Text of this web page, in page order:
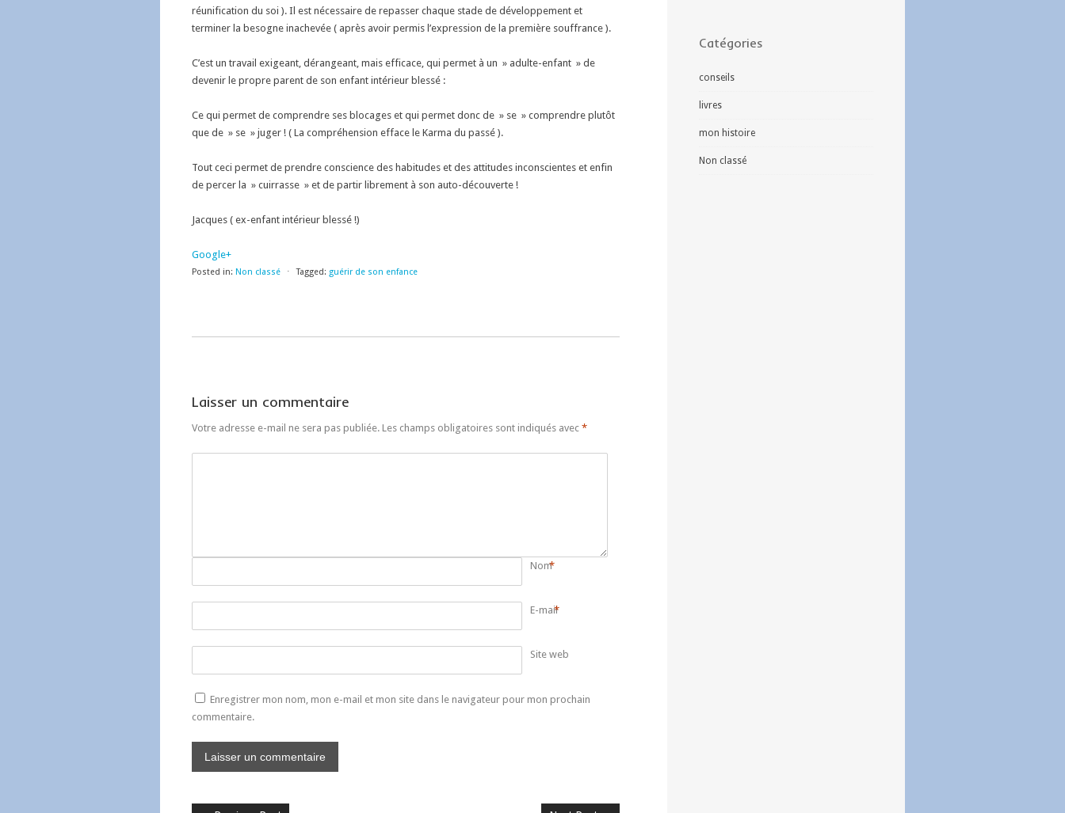
réunification du soi ). Il est nécessaire de repasser chaque stade de développement et
terminer la besogne inachevée ( après avoir permis l’expression de la première souffrance ).
C’est un travail exigeant, dérangeant, mais efficace, qui permet à un » adulte-enfant » de
devenir le propre parent de son enfant intérieur blessé :
Ce qui permet de comprendre ses blocages et qui permet donc de » se » comprendre plutôt
que de » se » juger ! ( La compréhension efface le Karma du passé ).
Tout ceci permet de prendre conscience des habitudes et des attitudes inconscientes et enfin
de percer la » cuirrasse » et de partir librement à son auto-découverte !
Jacques ( ex-enfant intérieur blessé !)
Google+
Posted in: Non classé ⋅ Tagged: guérir de son enfance
Laisser un commentaire
Votre adresse e-mail ne sera pas publiée. Les champs obligatoires sont indiqués avec *
Nom*
E-mail*
Site web
Enregistrer mon nom, mon e-mail et mon site dans le navigateur pour mon prochain
commentaire.
Catégories
conseils
livres
mon histoire
Non classé